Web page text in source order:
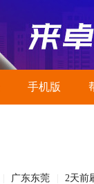
手机版
广东东莞 2天前